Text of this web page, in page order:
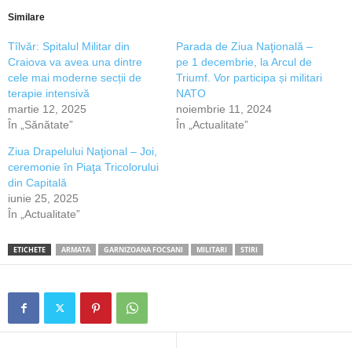
Similare
Tîlvăr: Spitalul Militar din
Craiova va avea una dintre
cele mai moderne secții de
terapie intensivă
martie 12, 2025
În „Sănătate”
Parada de Ziua Naţională –
pe 1 decembrie, la Arcul de
Triumf. Vor participa și militari
NATO
noiembrie 11, 2024
În „Actualitate”
Ziua Drapelului Naţional – Joi,
ceremonie în Piaţa Tricolorului
din Capitală
iunie 25, 2025
În „Actualitate”
ETICHETE ARMATA GARNIZOANA FOCSANI MILITARI STIRI